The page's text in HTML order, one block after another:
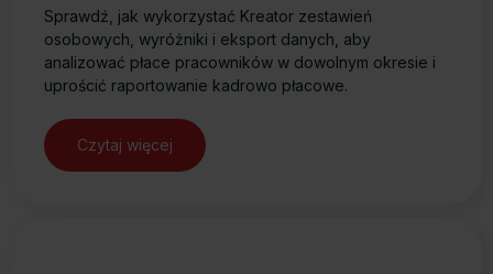
Sprawdź, jak wykorzystać Kreator zestawień
osobowych, wyróżniki i eksport danych, aby
analizować płace pracowników w dowolnym okresie i
uprościć raportowanie kadrowo płacowe.
Czytaj więcej